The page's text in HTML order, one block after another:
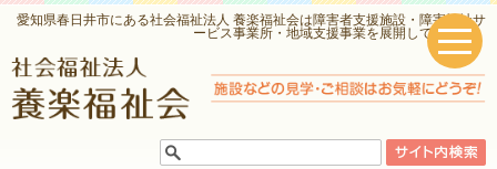
愛知県春日井市にある社会福祉法人 養楽福祉会は障害者支援施設・障害福祉サ
ービス事業所・地域支援事業を展開しています。